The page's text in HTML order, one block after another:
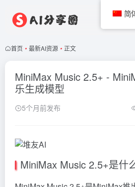
首页 • 最新AI资源 • 正文
MiniMax Music 2.5+ -
乐生成模型
5个月前发布
MiniMax Music 2.5+是什
简